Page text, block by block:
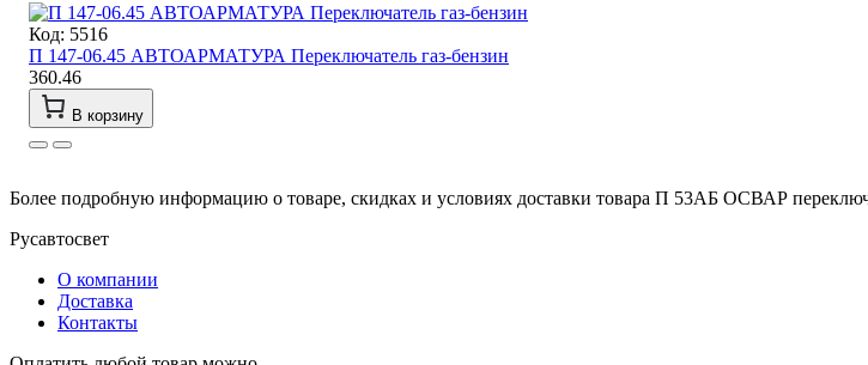
Код: 5516
П 147-06.45 АВТОАРМАТУРА Переключатель газ-бензин
360.46
В корзину
Более подробную информацию о товаре, скидках и условиях доставки товара П 53АБ ОСВАР
Русавтосвет
О компании
Доставка
Контакты